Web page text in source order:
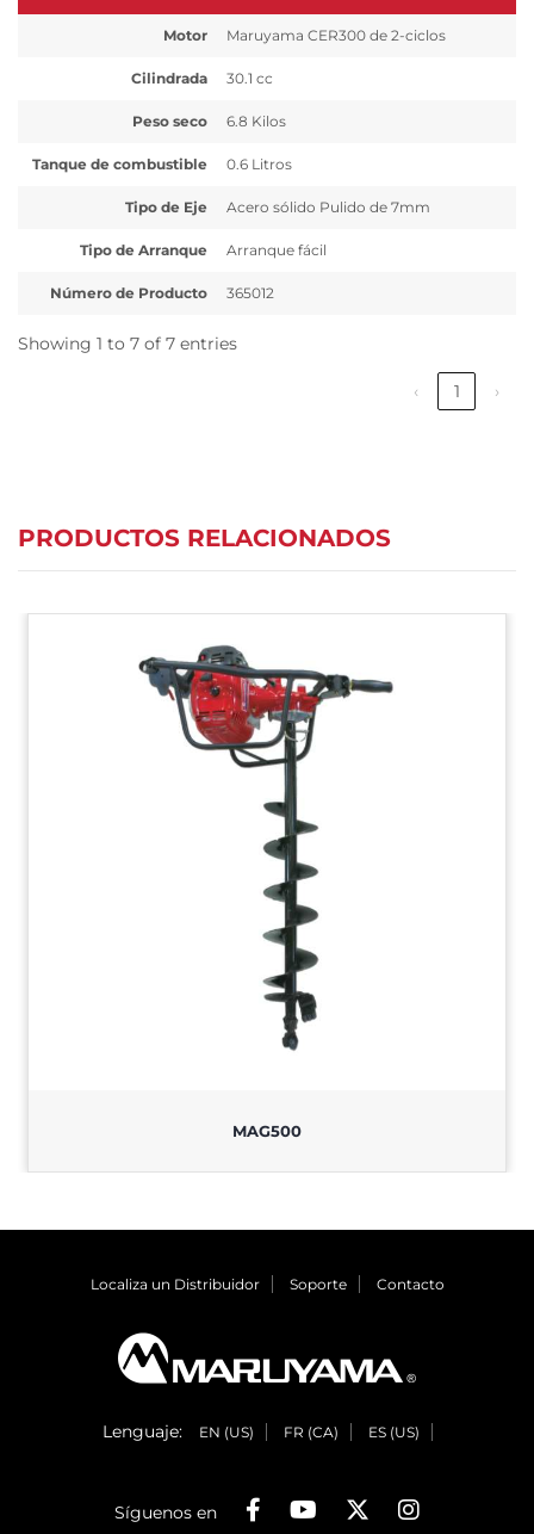
Motor Maruyama CER300 de 2-ciclos
Cilindrada 30.1 cc
Peso seco 6.8 Kilos
Tanque de combustible 0.6 Litros
Tipo de Eje Acero sólido Pulido de 7mm
Tipo de Arranque Arranque fácil
Número de Producto 365012
Showing 1 to 7 of 7 entries
‹ 1 ›
PRODUCTOS RELACIONADOS
MAG500
Localiza un Distribuidor Soporte Contacto
Lenguaje: EN (US) FR (CA) ES (US)
Síguenos en